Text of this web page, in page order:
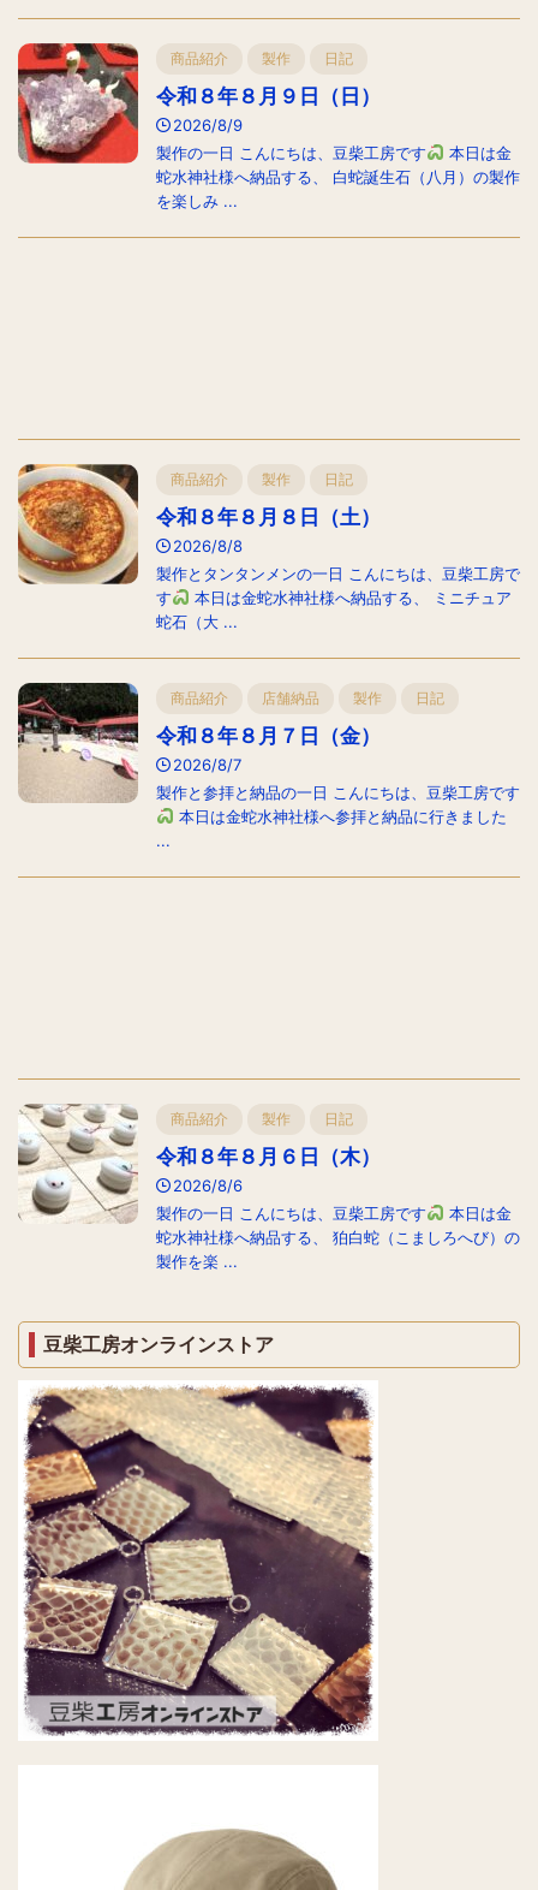
商品紹介 製作 日記
令和８年８月９日（日）
2026/8/9
製作の一日 こんにちは、豆柴工房です
本日は金
蛇水神社様へ納品する、 白蛇誕生石（八月）の製作
を楽しみ ...
商品紹介 製作 日記
令和８年８月８日（土）
2026/8/8
製作とタンタンメンの一日 こんにちは、豆柴工房で
す
本日は金蛇水神社様へ納品する、 ミニチュア
蛇石（大 ...
商品紹介 店舗納品 製作 日記
令和８年８月７日（金）
2026/8/7
製作と参拝と納品の一日 こんにちは、豆柴工房です
本日は金蛇水神社様へ参拝と納品に行きました
...
商品紹介 製作 日記
令和８年８月６日（木）
2026/8/6
製作の一日 こんにちは、豆柴工房です
本日は金
蛇水神社様へ納品する、 狛白蛇（こましろへび）の
製作を楽 ...
豆柴工房オンラインストア